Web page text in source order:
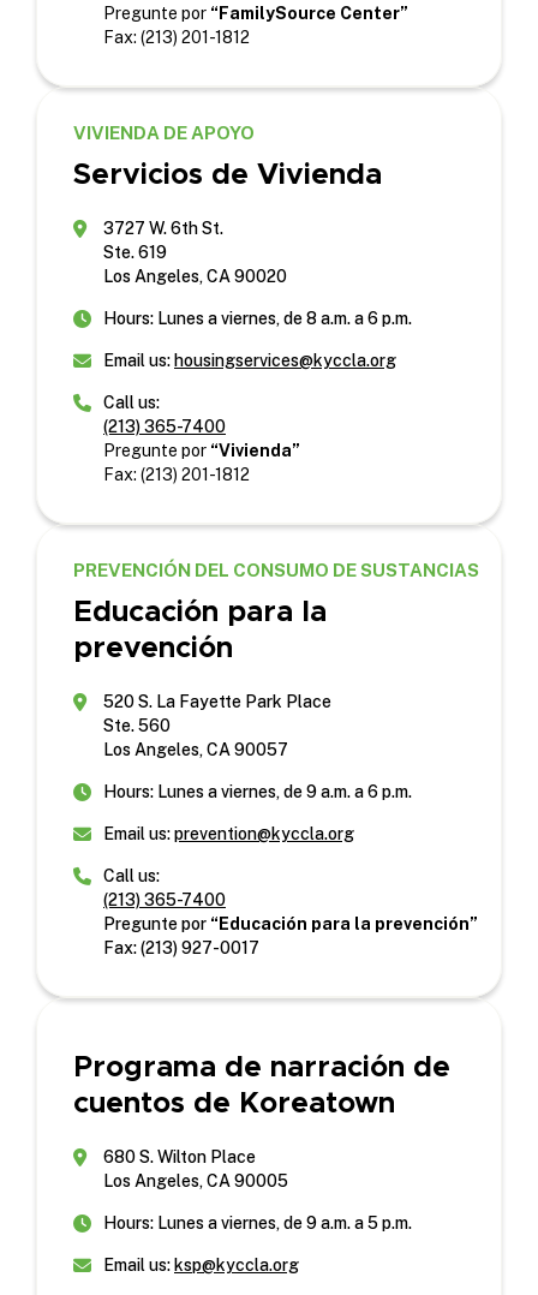
Pregunte por “FamilySource Center”
Fax: (213) 201-1812
VIVIENDA DE APOYO
Servicios de Vivienda
3727 W. 6th St.
Ste. 619
Los Angeles, CA 90020
Hours: Lunes a viernes, de 8 a.m. a 6 p.m.
Email us: housingservices@kyccla.org
Call us:
(213) 365-7400
Pregunte por “Vivienda”
Fax: (213) 201-1812
PREVENCIÓN DEL CONSUMO DE SUSTANCIAS
Educación para la
prevención
520 S. La Fayette Park Place
Ste. 560
Los Angeles, CA 90057
Hours: Lunes a viernes, de 9 a.m. a 6 p.m.
Email us:prevention@kyccla.org
Call us:
(213) 365-7400
Pregunte por “Educación para la prevención”
Fax: (213) 927-0017
Programa de narración de
cuentos de Koreatown
680 S. Wilton Place
Los Angeles, CA 90005
Hours: Lunes a viernes, de 9 a.m. a 5 p.m.
Email us: ksp@kyccla.org